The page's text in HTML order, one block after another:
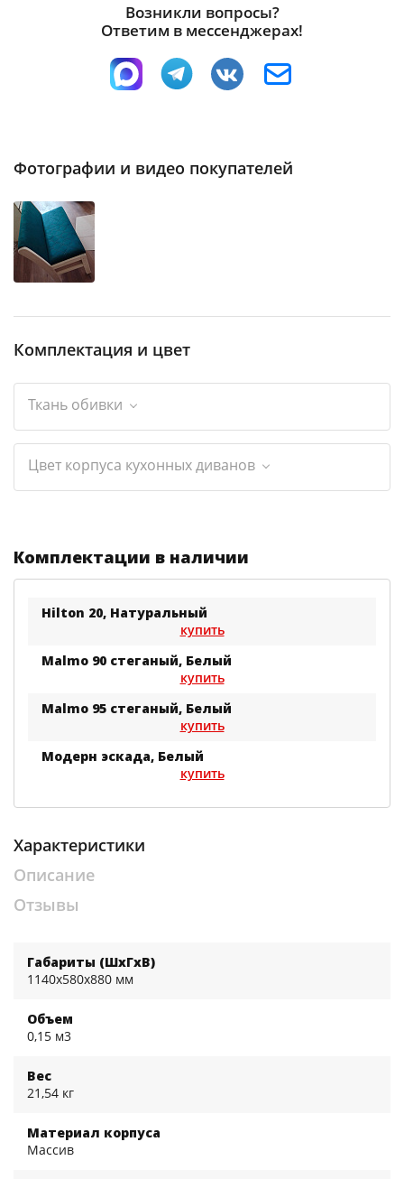
Возникли вопросы?
Ответим в мессенджерах!
Фотографии и видео покупателей
Комплектация и цвет
Ткань обивки
Цвет корпуса кухонных диванов
Комплектации в наличии
Hilton 20, Натуральный
купить
Malmo 90 стеганый, Белый
купить
Malmo 95 стеганый, Белый
купить
Модерн эскада, Белый
купить
Характеристики
Описание
Отзывы
Габариты (ШхГхВ)
1140x580x880 мм
Объем
0,15 м3
Вес
21,54 кг
Материал корпуса
Массив